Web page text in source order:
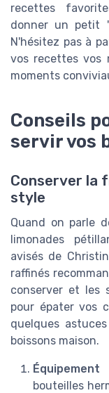
recettes
donner un petit
N'hésitez pas à
vos recettes vos
moments
Conseils
servir vos
Conserver la
style
Quand on parle
limonades
avisés de
raffinés
conserver et les
pour épater vos
quelques
boissons maison.
Équipement
bouteilles